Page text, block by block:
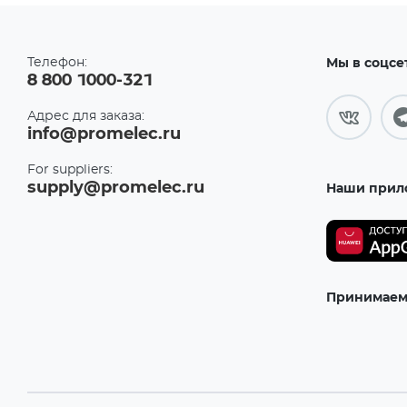
Телефон:
8 800 1000-321
Адрес для заказа:
info@promelec.ru
For suppliers:
supply@promelec.ru
Мы в
Наши
Принимаем